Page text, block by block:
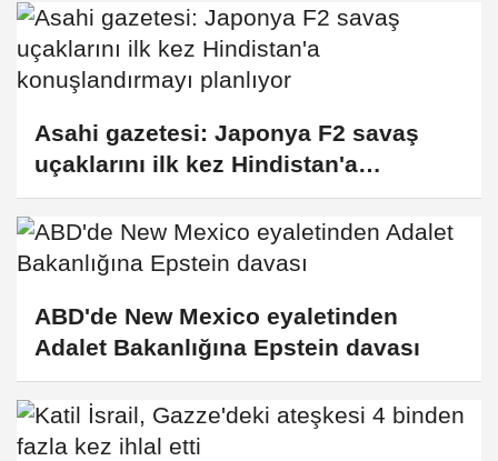
Asahi gazetesi: Japonya F2 savaş
uçaklarını ilk kez Hindistan'a
konuşlandırmayı planlıyor
ABD'de New Mexico eyaletinden
Adalet Bakanlığına Epstein davası